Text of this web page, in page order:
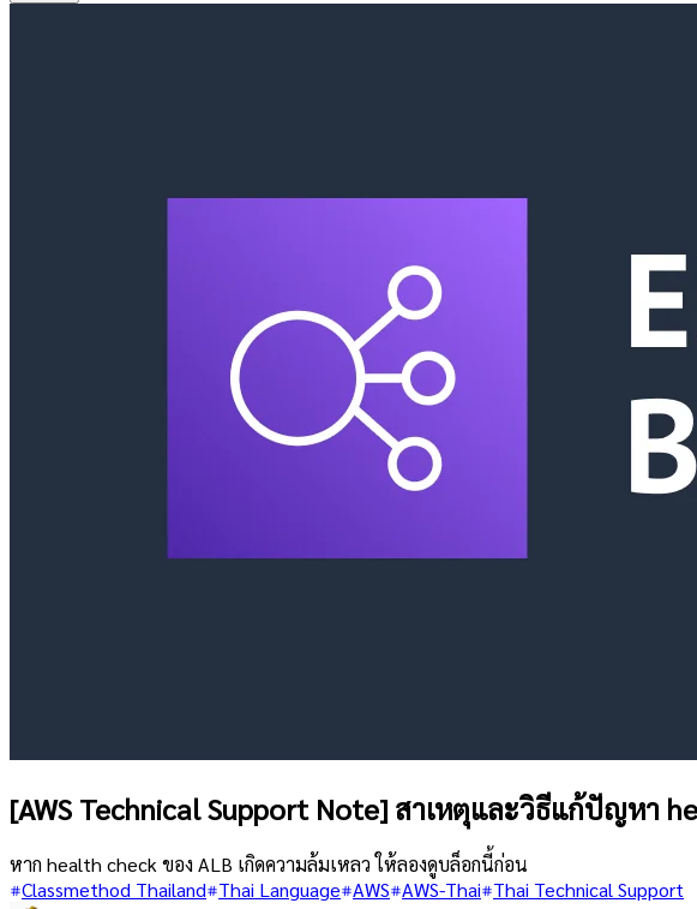
[AWS Technical Support Note] สาเหตุและวิธีแก้ปัญหา
หาก health check ของ ALB เกิดความล้มเหลว ให้ลองดูบล็อกนี้ก่อน
Classmethod Thailand Thai Language AWS AWS-Thai Thai Technical Support